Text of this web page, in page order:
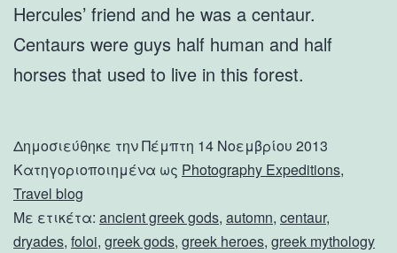
Hercules’ friend and he was a centaur.
Centaurs were guys half human and half
horses that used to live in this forest.
Δημοσιεύθηκε τηνΠέμπτη 14 Νοεμβρίου 2013
Κατηγοριοποιημένα ως Photography Expeditions,
Travel blog
Με ετικέτα: ancient greek gods, automn, centaur,
dryades, foloi, greek gods, greek heroes, greek mythology